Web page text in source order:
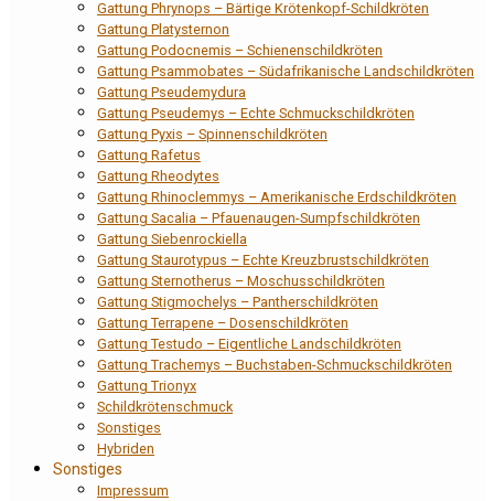
Gattung Phrynops – Bärtige Krötenkopf-Schildkröten
Gattung Platysternon
Gattung Podocnemis – Schienenschildkröten
Gattung Psammobates – Südafrikanische Landschildkröten
Gattung Pseudemydura
Gattung Pseudemys – Echte Schmuckschildkröten
Gattung Pyxis – Spinnenschildkröten
Gattung Rafetus
Gattung Rheodytes
Gattung Rhinoclemmys – Amerikanische Erdschildkröten
Gattung Sacalia – Pfauenaugen-Sumpfschildkröten
Gattung Siebenrockiella
Gattung Staurotypus – Echte Kreuzbrustschildkröten
Gattung Sternotherus – Moschusschildkröten
Gattung Stigmochelys – Pantherschildkröten
Gattung Terrapene – Dosenschildkröten
Gattung Testudo – Eigentliche Landschildkröten
Gattung Trachemys – Buchstaben-Schmuckschildkröten
Gattung Trionyx
Schildkrötenschmuck
Sonstiges
Hybriden
Sonstiges
Impressum